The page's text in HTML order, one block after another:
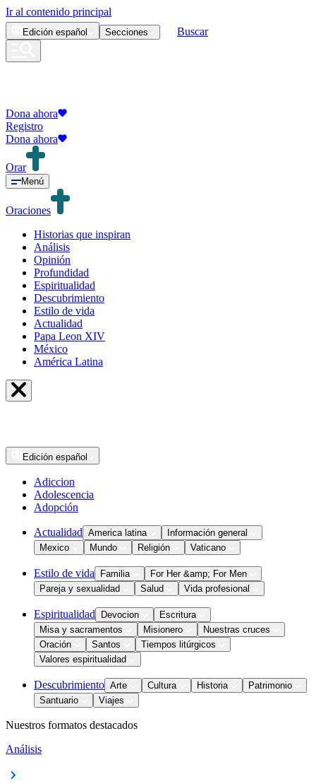
Ir al contenido principal
Edición español Secciones Buscar
Dona ahora
Registro
Dona ahora
Orar
Menú
Oraciones
Historias que inspiran
Análisis
Opinión
Profundidad
Espiritualidad
Descubrimiento
Estilo de vida
Actualidad
Papa Leon XIV
México
América Latina
Edición español
Adiccion
Adolescencia
Adopción
Actualidad America latina
Información general
Mexico
Mundo Religión Vaticano
Estilo de vida Familia
For Her &amp; For Men
Pareja y sexualidad
Salud Vida profesional
Espiritualidad Devocion
Escritura
Misa y sacramentos
Misionero
Nuestras cruces
Oración
Santos
Tiempos litúrgicos
Valores espiritualidad
Descubrimiento Arte Cultura Historia
Patrimonio
Santuario
Viajes
Nuestros formatos destacados
Análisis